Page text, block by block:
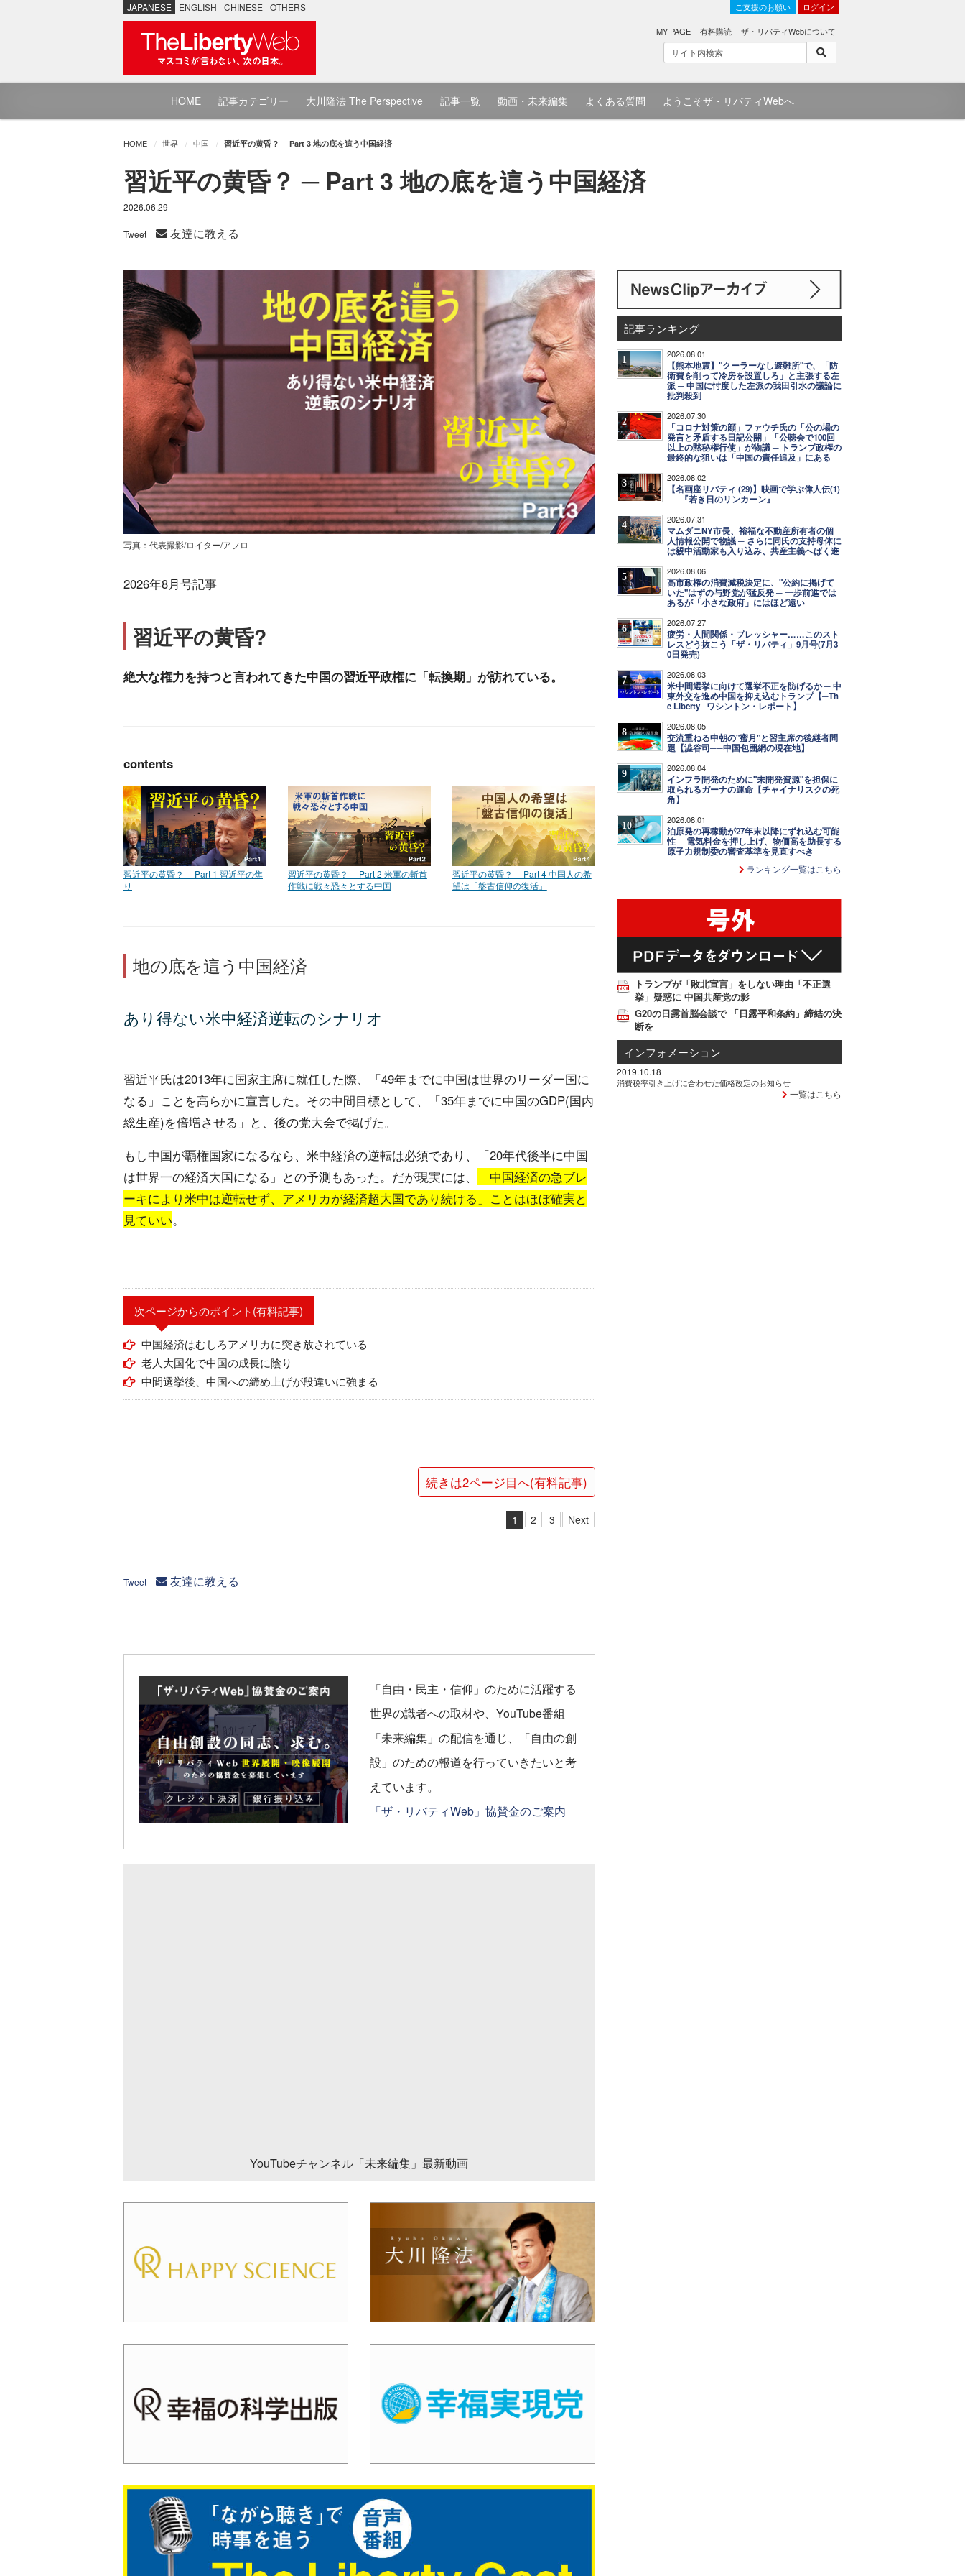
JAPANESE ENGLISH CHINESE OTHERS ご支援のお願い ログイン
MY PAGE 有料購読 ザ・リバティWebについて
HOME 記事カテゴリー 大川隆法 The Perspective 記事一覧 動画・未来編集 よくある質問 ようこそザ・リバティWebへ
HOME 世界 中国 習近平の黄昏？ ─ Part 3 地の底を這う中国経済
習近平の黄昏？ ─ Part 3 地の底を這う中国経済
2026.06.29
Tweet 友達に教える
写真：代表撮影/ロイター/アフロ
2026年8月号記事
習近平の黄昏?
絶大な権力を持つと言われてきた中国の習近平政権に「転換期」が訪れている。
contents
習近平の黄昏？ ─ Part 1 習近平の焦
り
習近平の黄昏？ ─ Part 2 米軍の斬首
作戦に戦々恐々とする中国
習近平の黄昏？ ─ Part 4 中国人の希
望は「盤古信仰の復活」
地の底を這う中国経済
あり得ない米中経済逆転のシナリオ
習近平氏は2013年に国家主席に就任した際、「49年までに中国は世界のリーダー国に
なる」ことを高らかに宣言した。その中間目標として、「35年までに中国のGDP(国内
総生産)を倍増させる」と、後の党大会で掲げた。
もし中国が覇権国家になるなら、米中経済の逆転は必須であり、「20年代後半に中国
は世界一の経済大国になる」との予測もあった。だが現実には、
「中国経済の急ブレ
ーキにより米中は逆転せず、アメリカが経済超大国であり続ける」ことはほぼ確実と
見ていい。
次ページからのポイント(有料記事)
中国経済はむしろアメリカに突き放されている
老人大国化で中国の成長に陰り
中間選挙後、中国への締め上げが段違いに強まる
続きは2ページ目へ(有料記事)
1 2 3 Next
Tweet 友達に教える
「自由・民主・信仰」のために活躍する
世界の識者への取材や、YouTube番組
「未来編集」の配信を通じ、「自由の創
設」のための報道を行っていきたいと考
えています。
「ザ・リバティWeb」協賛金のご案内
YouTubeチャンネル「未来編集」最新動画
記事ランキング
1 2026.08.01
【熊本地震】"クーラーなし避難所"で、「防
衛費を削って冷房を設置しろ」と主張する左
派 ─ 中国に忖度した左派の我田引水の議論に
批判殺到
2 2026.07.30
「コロナ対策の顔」ファウチ氏の「公の場の
発言と矛盾する日記公開」「公聴会で100回
以上の黙秘権行使」が物議 ─ トランプ政権の
最終的な狙いは「中国の責任追及」にある
3 2026.08.02
【名画座リバティ (29)】映画で学ぶ偉人伝(1)
──『若き日のリンカーン』
4 2026.07.31
マムダニNY市長、裕福な不動産所有者の個
人情報公開で物議 ─ さらに同氏の支持母体に
は親中活動家も入り込み、共産主義へばく進
5 2026.08.06
高市政権の消費減税決定に、"公約に掲げて
いた"はずの与野党が猛反発 ─ 一歩前進では
あるが「小さな政府」にはほど遠い
6 2026.07.27
疲労・人間関係・プレッシャー……このスト
レスどう抜こう「ザ・リバティ」9月号(7月3
0日発売)
7 2026.08.03
米中間選挙に向けて選挙不正を防げるか ─ 中
東外交を進め中国を抑え込むトランプ【─Th
e Liberty─ワシントン・レポート】
8 2026.08.05
交流重ねる中朝の"蜜月"と習主席の後継者問
題【澁谷司──中国包囲網の現在地】
9 2026.08.04
インフラ開発のために"未開発資源"を担保に
取られるガーナの運命【チャイナリスクの死
角】
10 2026.08.01
泊原発の再稼動が27年末以降にずれ込む可能
性 ─ 電気料金を押し上げ、物価高を助長する
原子力規制委の審査基準を見直すべき
ランキング一覧はこちら
トランプが「敗北宣言」をしない理由「不正選
挙」疑惑に 中国共産党の影
G20の日露首脳会談で 「日露平和条約」締結の決
断を
インフォメーション
2019.10.18
消費税率引き上げに合わせた価格改定のお知らせ
一覧はこちら